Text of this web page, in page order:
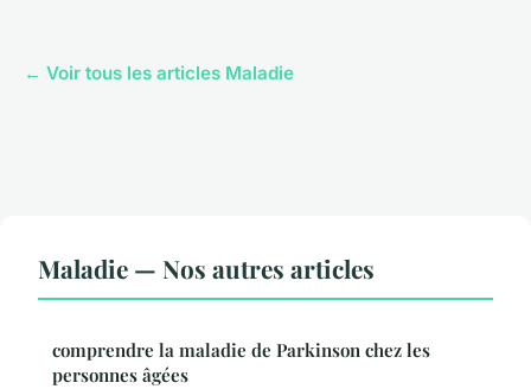
← Voir tous les articles Maladie
Maladie — Nos autres articles
comprendre la maladie de Parkinson chez les
personnes âgées